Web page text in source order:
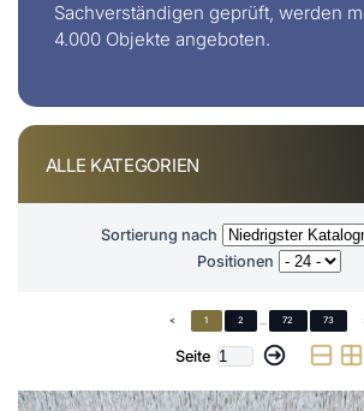
Sachverständigen geprüft, werden
4.000 Objekte angeboten.
ALLE KATEGORIEN
Sortierung nach
Positionen
< 1 2 72 73
Seite